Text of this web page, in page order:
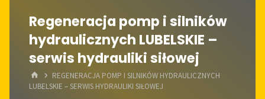
Regeneracja pomp i silników
hydraulicznych LUBELSKIE –
serwis hydrauliki siłowej
HOMEREGENERACJA POMP I SILNIKÓW HYDRAULICZNYCH
LUBELSKIE – SERWIS HYDRAULIKI SIŁOWEJ